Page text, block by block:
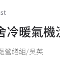
冷暖氣
營繕組/吳英